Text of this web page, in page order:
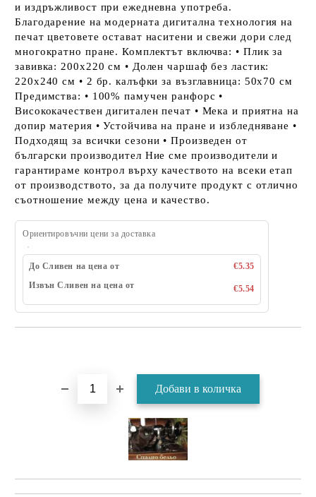
и издръжливост при ежедневна употреба.
Благодарение на модерната дигитална технология на
печат цветовете остават наситени и свежи дори след
многократно пране. Комплектът включва: • Плик за
завивка: 200x220 см • Долен чаршаф без ластик:
220x240 см • 2 бр. калъфки за възглавница: 50x70 см
Предимства: • 100% памучен ранфорс •
Висококачествен дигитален печат • Мека и приятна на
допир материя • Устойчива на пране и избледняване •
Подходящ за всички сезони • Произведен от
български производител Ние сме производители и
гарантираме контрол върху качеството на всеки етап
от производството, за да получите продукт с отлично
съотношение между цена и качество.
Ориентировъчни цени за доставка
До Сливен на цена от
€5.35
Извън Сливен на цена от
€5.54